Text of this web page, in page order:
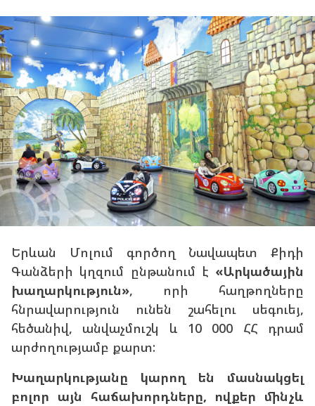
ր
ի
a
g
o
Երևան Մոլում գործող Նավապետ Քիդի
Գանձերի կղզում ընթանում է «Արկածային
խաղարկություն», որի հաղթողները
հնրավարություն ունեն շահելու սեգուեյ,
հեծանիվ, անվաչմուշկ և 10 000 ՀՀ դրամ
արժողությամբ քարտ:
Խաղարկությանը կարող են մասնակցել
բոլոր այն հաճախորդները, ովքեր մինչև